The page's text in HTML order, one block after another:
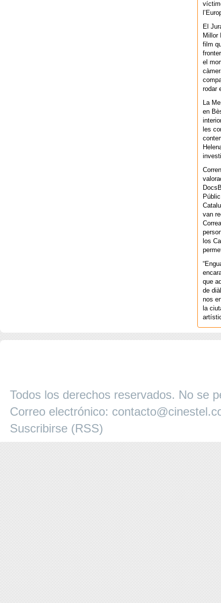
El
Millor
film
el
rodar
La
en
les
van
los
que
de
nos
la
Todos los derechos reservados. No se
Correo electrónico:
Suscribirse (RSS)